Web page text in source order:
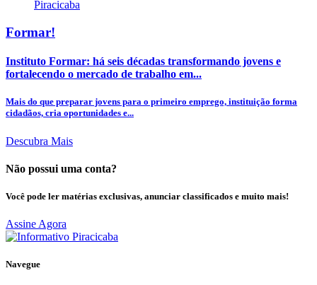
Formar!
Instituto Formar: há seis décadas transformando jovens e
fortalecendo o mercado de trabalho em...
Mais do que preparar jovens para o primeiro emprego, instituição forma
cidadãos, cria oportunidades e...
Descubra Mais
Não possui uma conta?
Você pode ler matérias exclusivas, anunciar classificados e muito mais!
Assine Agora
Navegue